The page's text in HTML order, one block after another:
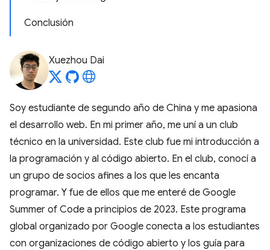
Conclusión
Xuezhou Dai
Soy estudiante de segundo año de China y me apasiona
el desarrollo web. En mi primer año, me uní a un club
técnico en la universidad. Este club fue mi introducción a
la programación y al código abierto. En el club, conocí a
un grupo de socios afines a los que les encanta
programar. Y fue de ellos que me enteré de Google
Summer of Code a principios de 2023. Este programa
global organizado por Google conecta a los estudiantes
con organizaciones de código abierto y los guía para